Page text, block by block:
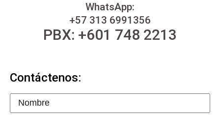
WhatsApp:
+57 313 6991356
PBX: +601 748 2213
Contáctenos: